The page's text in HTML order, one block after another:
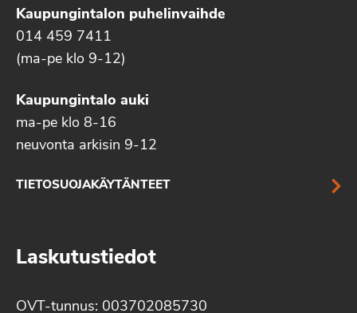
Kaupungintalon puhelinvaihde
014 459 7411
(ma-pe klo 9-12)
Kaupungintalo auki
ma-pe klo 8-16
neuvonta arkisin 9-12
TIETOSUOJAKÄYTÄNTEET
Laskutustiedot
OVT-tunnus: 003702085730